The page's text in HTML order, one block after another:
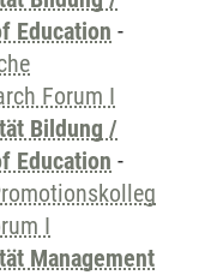
Education -
Forum I
Bildung /
Education -
I
Management